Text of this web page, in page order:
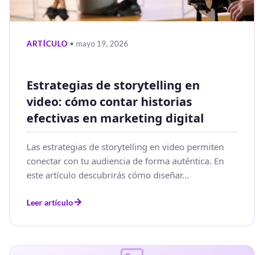
ARTÍCULO • mayo 19, 2026
Estrategias de storytelling en
video: cómo contar historias
efectivas en marketing digital
Las estrategias de storytelling en video permiten
conectar con tu audiencia de forma auténtica. En
este artículo descubrirás cómo diseñar...
Leer artículo